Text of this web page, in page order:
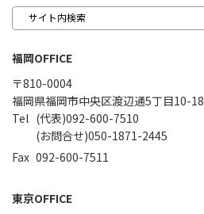
福岡OFFICE
〒810-0004
福岡県福岡市中央区渡辺通5丁目10-18
(代表)092-600-7510
(お問合せ)050-1871-2445
092-600-7511
東京OFFICE